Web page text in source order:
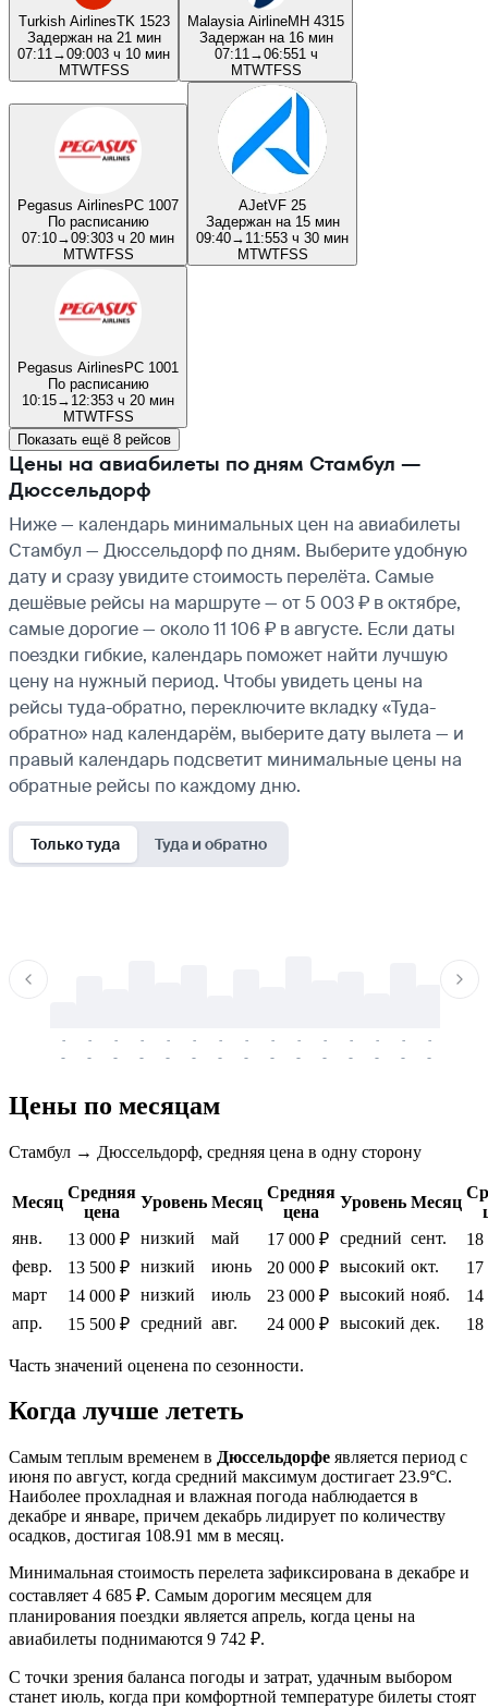
Turkish AirlinesTK 1523
Задержан на 21 мин
07:11 →09:003 ч 10 мин
MTWTFSS
Malaysia AirlineMH 4315
Задержан на 16 мин
07:11 →06:551 ч
MTWTFSS
Pegasus AirlinesPC 1007
По расписанию
07:10→09:303 ч 20 мин
MTWTFSS
AJetVF 25
Задержан на 15 мин
09:40→ 11:553 ч 30 мин
MTWTFSS
Pegasus AirlinesPC 1001
По расписанию
10:15→ 12:353 ч 20 мин
MTWTFSS
Показать ещё 8 рейсов
Цены на авиабилеты по дням Стамбул —
Дюссельдорф
Ниже — календарь минимальных цен на авиабилеты
Стамбул — Дюссельдорф по дням. Выберите удобную
дату и сразу увидите стоимость перелёта. Самые
дешёвые рейсы на маршруте — от 5 003 ₽ в октябре,
самые дорогие — около 11 106 ₽ в августе. Если даты
поездки гибкие, календарь поможет найти лучшую
цену на нужный период. Чтобы увидеть цены на
рейсы туда-обратно, переключите вкладку «Туда-
обратно» над календарём, выберите дату вылета — и
правый календарь подсветит минимальные цены на
обратные рейсы по каждому дню.
Только туда Туда и обратно
-
-
-
-
-
-
-
-
-
-
-
-
-
-
-
-
-
-
-
-
-
-
-
-
-
-
-
-
-
-
Цены по месяцам
Стамбул → Дюссельдорф, средняя цена в одну сторону
Месяц
Средняя
цена
Уровень Месяц
Средняя
цена
Уровень Месяц
янв.
13 000 ₽ низкий май 17 000 ₽ средний сент.
18
февр.
13 500 ₽ низкий июнь 20 000 ₽ высокий окт.
17
март
14 000 ₽ низкий июль 23 000 ₽ высокий нояб.
14
апр.
15 500 ₽ средний авг. 24 000 ₽ высокий дек. 18
Часть значений оценена по сезонности.
Когда лучше лететь
Самым теплым временем в Дюссельдорфе является период с
июня по август, когда средний максимум достигает 23.9°C.
Наиболее прохладная и влажная погода наблюдается в
декабре и январе, причем декабрь лидирует по количеству
осадков, достигая 108.91 мм в месяц.
Минимальная стоимость перелета зафиксирована в декабре и
составляет 4 685 ₽. Самым дорогим месяцем для
планирования поездки является апрель, когда цены на
авиабилеты поднимаются 9 742 ₽.
С точки зрения баланса погоды и затрат, удачным выбором
станет июль, когда при комфортной температуре билеты стоят